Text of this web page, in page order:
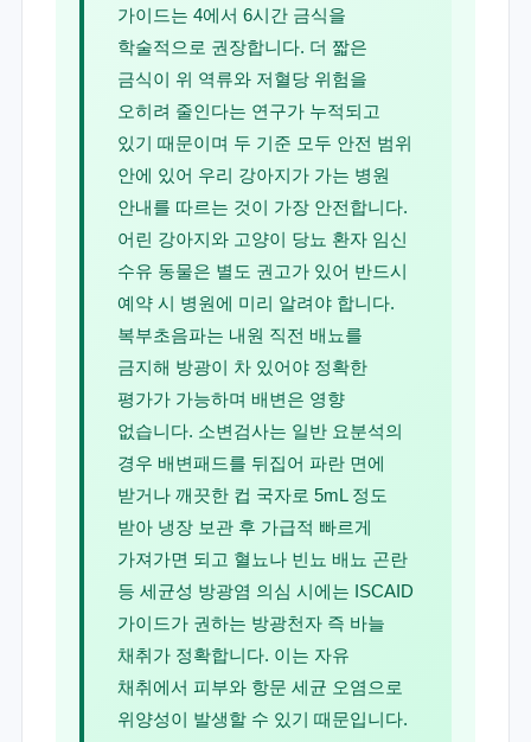
가이드는 4에서 6시간 금식을
학술적으로 권장합니다. 더 짧은
금식이 위 역류와 저혈당 위험을
오히려 줄인다는 연구가 누적되고
있기 때문이며 두 기준 모두 안전 범위
안에 있어 우리 강아지가 가는 병원
안내를 따르는 것이 가장 안전합니다.
어린 강아지와 고양이 당뇨 환자 임신
수유 동물은 별도 권고가 있어 반드시
예약 시 병원에 미리 알려야 합니다.
복부초음파는 내원 직전 배뇨를
금지해 방광이 차 있어야 정확한
평가가 가능하며 배변은 영향
없습니다. 소변검사는 일반 요분석의
경우 배변패드를 뒤집어 파란 면에
받거나 깨끗한 컵 국자로 5mL 정도
받아 냉장 보관 후 가급적 빠르게
가져가면 되고 혈뇨나 빈뇨 배뇨 곤란
등 세균성 방광염 의심 시에는 ISCAID
가이드가 권하는 방광천자 즉 바늘
채취가 정확합니다. 이는 자유
채취에서 피부와 항문 세균 오염으로
위양성이 발생할 수 있기 때문입니다.